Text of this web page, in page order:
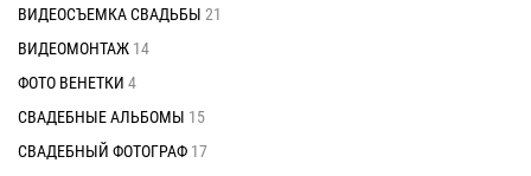
ВИДЕОСЪЕМКА СВАДЬБЫ 21
ВИДЕОМОНТАЖ 14
ФОТО ВЕНЕТКИ 4
СВАДЕБНЫЕ АЛЬБОМЫ 15
СВАДЕБНЫЙ ФОТОГРАФ 17